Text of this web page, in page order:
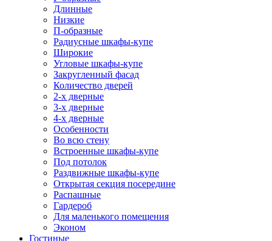
Длинные
Низкие
П-образные
Радиусные шкафы-купе
Широкие
Угловые шкафы-купе
Закругленный фасад
Количество дверей
2-х дверные
3-х дверные
4-х дверные
Особенности
Во всю стену
Встроенные шкафы-купе
Под потолок
Раздвижные шкафы-купе
Открытая секция посередине
Распашные
Гардероб
Для маленького помещения
Эконом
Гостиные